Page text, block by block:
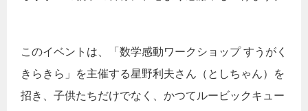
このイベントは、「数学感動ワークショップ すうがく
きらきら」を主催する星野利夫さん（としちゃん）を
招き、子供たちだけでなく、かつてルービックキュー